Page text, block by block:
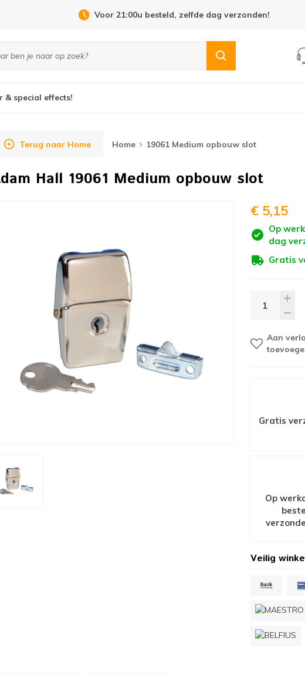
Voor 21:00u besteld, zelfde dag verzonden!
& special effects!
Terug naar Home Home 19061 Medium opbouw slot
Hall 19061 Medium opbouw slot
€ 5,15
Op
dag
Gratis
Aan
Gratis
Op
Veilig